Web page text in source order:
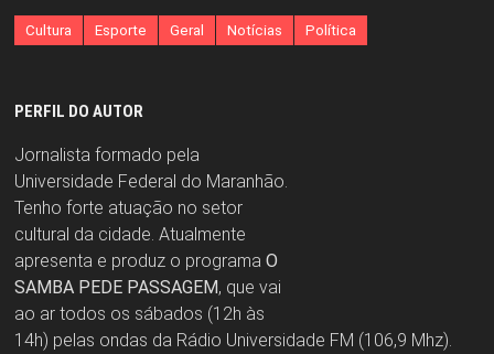
Cultura Esporte Geral Notícias Política
PERFIL DO AUTOR
Jornalista formado pela
Universidade Federal do Maranhão.
Tenho forte atuação no setor
cultural da cidade. Atualmente
apresenta e produz o programa O
SAMBA PEDE PASSAGEM, que vai
ao ar todos os sábados (12h às
14h) pelas ondas da Rádio Universidade FM (106,9 Mhz).